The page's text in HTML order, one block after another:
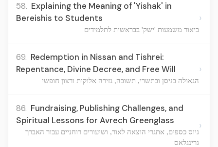
58. Explaining the Meaning of 'Yishak' in
Bereishis to Students
ביאור משמעות 'ישק' בבראשית לתלמידים
›
69. Redemption in Nissan and Tishrei:
Repentance, Divine Decree, and Free Will
הגאולה בניסן ובתשרי, תשובה, גזירה אלוקית ורצון חופשי
›
86. Fundraising, Publishing Challenges, and
Spiritual Lessons for Avrech Greenglass
גיוס כספים, אתגרי הוצאה לאור, ושיעורים רוחניים עבור האברך
גרינגלאס
›